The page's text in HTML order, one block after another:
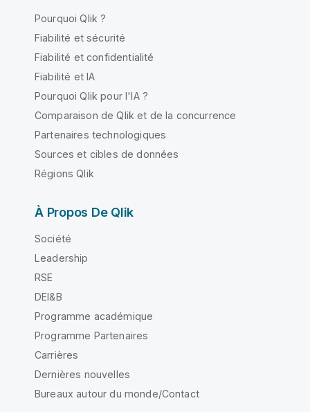
Pourquoi Qlik ?
Fiabilité et sécurité
Fiabilité et confidentialité
Fiabilité et IA
Pourquoi Qlik pour l'IA ?
Comparaison de Qlik et de la concurrence
Partenaires technologiques
Sources et cibles de données
Régions Qlik
À Propos De Qlik
Société
Leadership
RSE
DEI&B
Programme académique
Programme Partenaires
Carrières
Dernières nouvelles
Bureaux autour du monde/Contact